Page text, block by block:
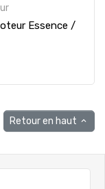
Essence /
Retour en haut 